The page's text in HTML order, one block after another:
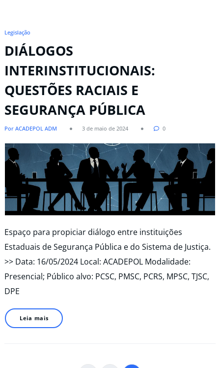
Legislação
DIÁLOGOS
INTERINSTITUCIONAIS:
QUESTÕES RACIAIS E
SEGURANÇA PÚBLICA
Por ACADEPOL ADM 3 de maio de 2024 0
Espaço para propiciar diálogo entre instituições
Estaduais de Segurança Pública e do Sistema de Justiça.
>> Data: 16/05/2024 Local: ACADEPOL Modalidade:
Presencial; Público alvo: PCSC, PMSC, PCRS, MPSC, TJSC,
DPE
Leia mais